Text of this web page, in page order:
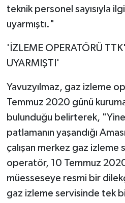
teknik personel sayısıyla
uyarmıştı."
'İZLEME OPERATÖRÜ
UYARMIŞTI'
Yavuzyılmaz, gaz izleme
Temmuz 2020 günü
bulunduğu belirterek,
patlamanın yaşandığı
çalışan merkez gaz izleme
operatör, 10 Temmuz
müesseseye resmi bir
gaz izleme servisinde tek